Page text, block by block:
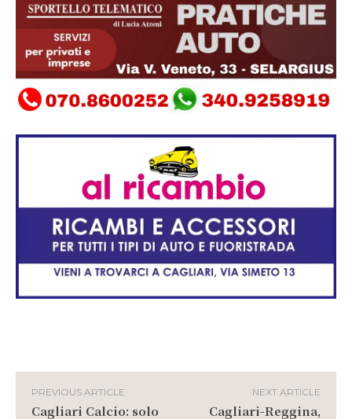
PREVIOUS ARTICLE
Cagliari Calcio: solo
NEXT ARTICLE
Cagliari-Reggina,